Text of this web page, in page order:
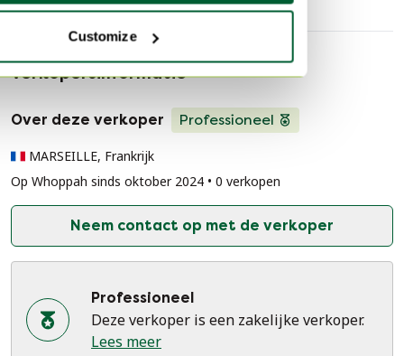
Customize
Verkopersinformatie
Over deze verkoper Professioneel
MARSEILLE, Frankrijk
Op Whoppah sinds oktober 2024 • 0 verkopen
Neem contact op met de verkoper
Professioneel
Deze verkoper is een zakelijke verkoper.
Lees meer